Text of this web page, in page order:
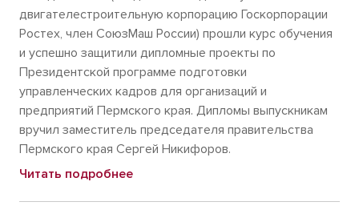
двигателестроительную корпорацию Госкорпорации
Ростех, член СоюзМаш России) прошли курс обучения
и успешно защитили дипломные проекты по
Президентской программе подготовки
управленческих кадров для организаций и
предприятий Пермского края. Дипломы выпускникам
вручил заместитель председателя правительства
Пермского края Сергей Никифоров.
Читать подробнее